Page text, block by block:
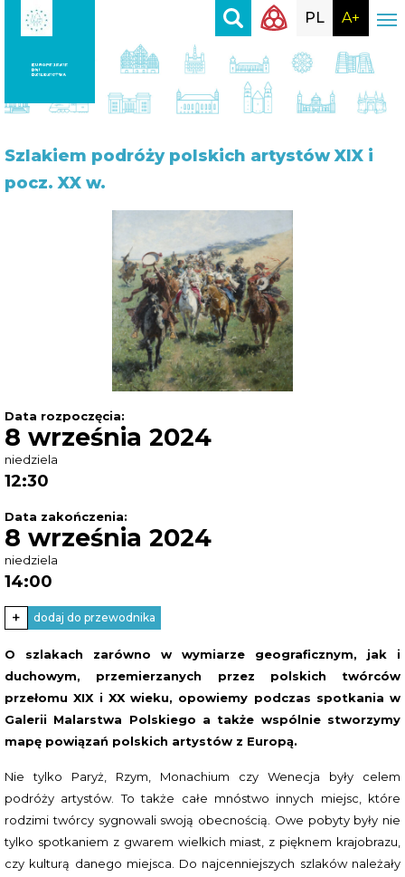
PL A+
Szlakiem podróży polskich artystów XIX i
pocz. XX w.
Data rozpoczęcia:
8 września 2024
niedziela
12:30
Data zakończenia:
8 września 2024
niedziela
14:00
+ dodaj do przewodnika
O szlakach zarówno w wymiarze geograficznym, jak i
duchowym, przemierzanych przez polskich twórców
przełomu XIX i XX wieku, opowiemy podczas spotkania w
Galerii Malarstwa Polskiego a także wspólnie stworzymy
mapę powiązań polskich artystów z Europą.
Nie tylko Paryż, Rzym, Monachium czy Wenecja były celem
podróży artystów. To także całe mnóstwo innych miejsc, które
rodzimi twórcy sygnowali swoją obecnością. Owe pobyty były nie
tylko spotkaniem z gwarem wielkich miast, z pięknem krajobrazu,
czy kulturą danego miejsca. Do najcenniejszych szlaków należały